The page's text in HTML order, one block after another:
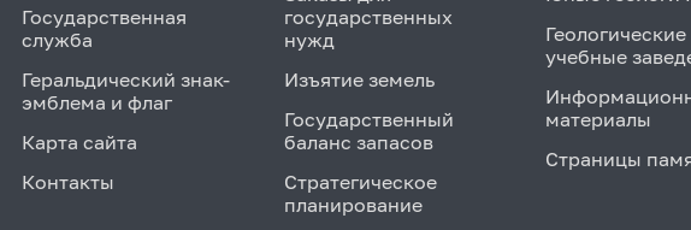
Государственная
служба
Геральдический знак-
эмблема и флаг
Карта сайта
Контакты
государственных
нужд
Изъятие земель
Государственный
баланс запасов
Стратегическое
планирование
Геологические
учебные
материалы
Страницы